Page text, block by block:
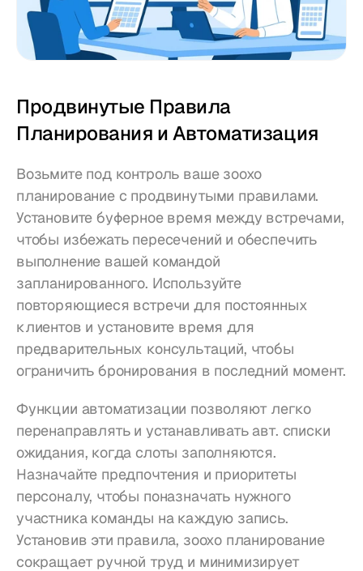
Продвинутые Правила
Планирования и Автоматизация
Возьмите под контроль ваше зоохо
планирование с продвинутыми правилами.
Установите буферное время между встречами,
чтобы избежать пересечений и обеспечить
выполнение вашей командой
запланированного. Используйте
повторяющиеся встречи для постоянных
клиентов и установите время для
предварительных консультаций, чтобы
ограничить бронирования в последний момент.
Функции автоматизации позволяют легко
перенаправлять и устанавливать авт. списки
ожидания, когда слоты заполняются.
Назначайте предпочтения и приоритеты
персоналу, чтобы поназначать нужного
участника команды на каждую запись.
Установив эти правила, зоохо планирование
сокращает ручной труд и минимизирует